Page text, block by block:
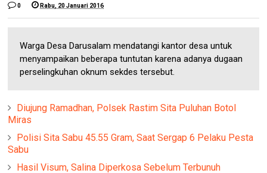
0 Rabu, 20 Januari 2016
Warga Desa Darusalam mendatangi kantor desa untuk
menyampaikan beberapa tuntutan karena adanya dugaan
perselingkuhan oknum sekdes tersebut.
Diujung Ramadhan, Polsek Rastim Sita Puluhan Botol
Miras
Polisi Sita Sabu 45.55 Gram, Saat Sergap 6 Pelaku Pesta
Sabu
Hasil Visum, Salina Diperkosa Sebelum Terbunuh